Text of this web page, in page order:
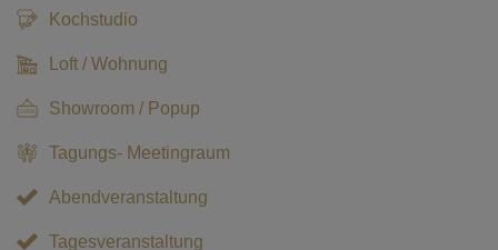
Kochstudio
Loft / Wohnung
Showroom / Popup
Tagungs- Meetingraum
Abendveranstaltung
Tagesveranstaltung